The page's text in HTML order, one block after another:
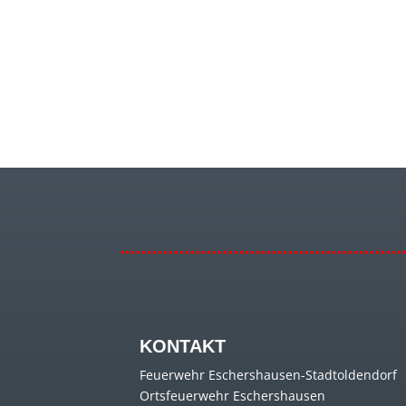
KONTAKT
Feuerwehr Eschershausen-Stadtoldendorf
Ortsfeuerwehr Eschershausen